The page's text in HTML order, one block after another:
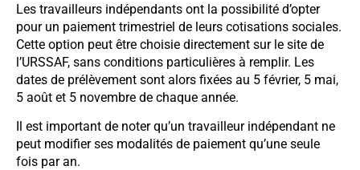
Les travailleurs indépendants ont la possibilité d’opter
pour un paiement trimestriel de leurs cotisations sociales.
Cette option peut être choisie directement sur le site de
l’URSSAF, sans conditions particulières à remplir. Les
dates de prélèvement sont alors fixées au 5 février, 5 mai,
5 août et 5 novembre de chaque année.
Il est important de noter qu’un travailleur indépendant ne
peut modifier ses modalités de paiement qu’une seule
fois par an.